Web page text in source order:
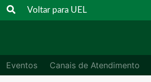
Voltar para UEL
Eventos Canais de Atendimento